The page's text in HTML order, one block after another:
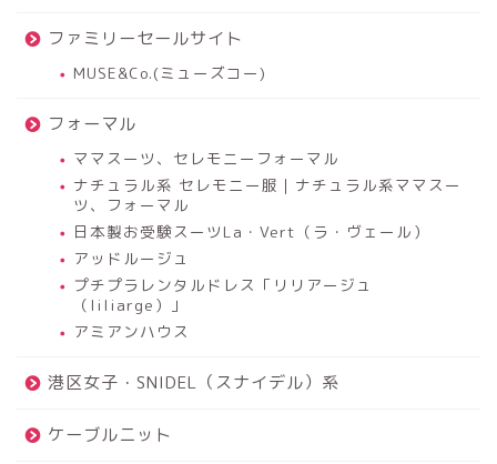
ファミリーセールサイト
MUSE&Co.(ミューズコー)
フォーマル
ママスーツ、セレモニーフォーマル
ナチュラル系 セレモニー服｜ナチュラル系ママスー
ツ、フォーマル
日本製お受験スーツLa・Vert（ラ・ヴェール）
アッドルージュ
プチプラレンタルドレス「リリアージュ
（liliarge）」
アミアンハウス
港区女子・SNIDEL（スナイデル）系
ケーブルニット